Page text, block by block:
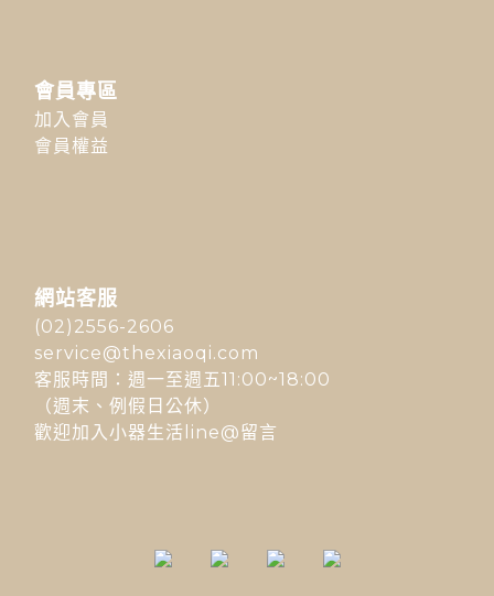
會員專區
加入會員
會員權益
網站客服
(02)2556-2606
service@thexiaoqi.com
客服時間：週一至週五11:00~18:00
（週末、例假日公休）
歡迎加入小器生活line@留言